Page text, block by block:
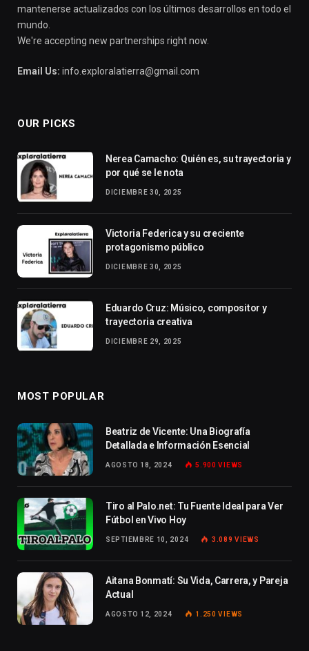
mantenerse actualizados con los últimos desarrollos en todo el
mundo.
We're accepting new partnerships right now.
Email Us: info.exploralatierra@gmail.com
OUR PICKS
Nerea Camacho: Quién es, su trayectoria y
por qué se le nota
DICIEMBRE 30, 2025
Victoria Federica y su creciente
protagonismo público
DICIEMBRE 30, 2025
Eduardo Cruz: Músico, compositor y
trayectoria creativa
DICIEMBRE 29, 2025
MOST POPULAR
Beatriz de Vicente: Una Biografía
Detallada e Información Esencial
AGOSTO 18, 2024 5.900VIEWS
Tiro al Palo.net: Tu Fuente Ideal para Ver
Fútbol en Vivo Hoy
SEPTIEMBRE 10, 2024 3.089VIEWS
Aitana Bonmatí: Su Vida, Carrera, y Pareja
Actual
AGOSTO 12, 2024 1.250VIEWS